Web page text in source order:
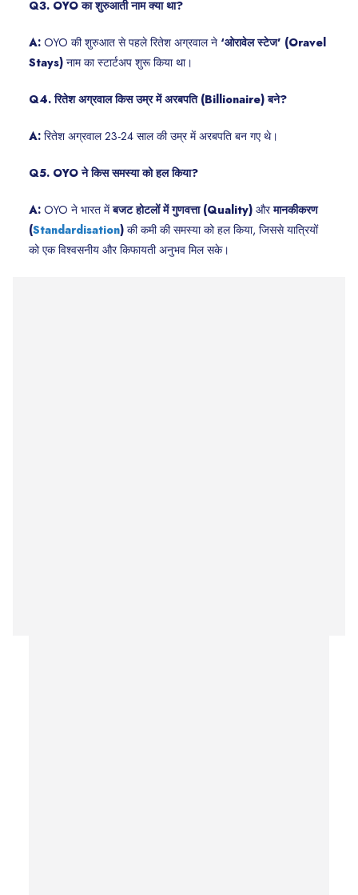
Q3. OYO का शुरुआती नाम क्या था?
A: OYO की शुरुआत से पहले रितेश अग्रवाल ने ‘ओरावेल स्टेज’ (Oravel
Stays) नाम का स्टार्टअप शुरू किया था।
Q4. रितेश अग्रवाल किस उम्र में अरबपति (Billionaire) बने?
A: रितेश अग्रवाल 23-24 साल की उम्र में अरबपति बन गए थे।
Q5. OYO ने किस समस्या को हल किया?
A: OYO ने भारत मेंबजट होटलों में गुणवत्ता (Quality) औरमानकीकरण
(Standardisation) की कमी की समस्या को हल किया, जिससे यात्रियों
को एक विश्वसनीय और किफायती अनुभव मिल सके।